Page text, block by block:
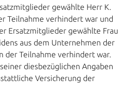
gewählte Herr K.
Teilnahme verhindert war und
Ersatzmitglieder gewählte Frau
aus dem Unternehmen der
der Teilnahme verhindert war.
diesbezüglichen Angaben
Versicherung der